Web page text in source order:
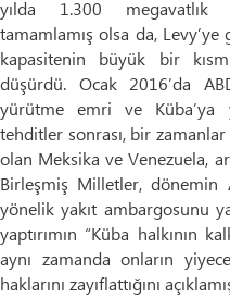
yılda 1.300 megavatlık
tamamlamış olsa da, Levy’ye
kapasitenin büyük bir
düşürdü. Ocak 2016’da
yürütme emri ve Küba’ya
tehditler sonrası, bir
olan Meksika ve Venezuela,
Birleşmiş Milletler, dönemin
yönelik yakıt ambargosunu
yaptırımın “Küba halkının
aynı zamanda onların
haklarını zayıflattığını